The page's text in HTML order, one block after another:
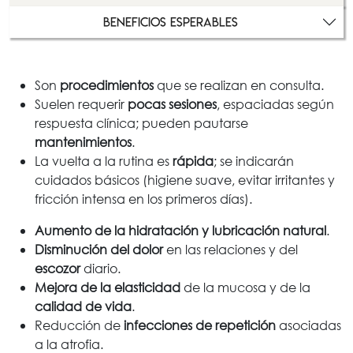
Beneficios esperables
Son procedimientosque se realizan en consulta.
Suelen requerir pocas sesiones, espaciadas según
respuesta clínica; pueden pautarse
mantenimientos.
La vuelta a la rutina esrápida; se indicarán
cuidados básicos (higiene suave, evitar irritantes y
fricción intensa en los primeros días).
Aumento de la hidratación y lubricación natural.
Disminución del doloren las relaciones y del
escozordiario.
Mejora de la elasticidadde la mucosa y de la
calidad de vida.
Reducción deinfecciones de repeticiónasociadas
a la atrofia.